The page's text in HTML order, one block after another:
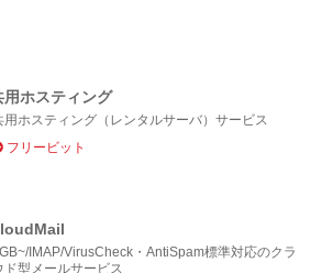
用ホスティング
用ホスティング（レンタルサーバ）サービス
フリービット
IMAP/VirusCheck・AntiSpam標準対応のクラ
ド型メールサービス